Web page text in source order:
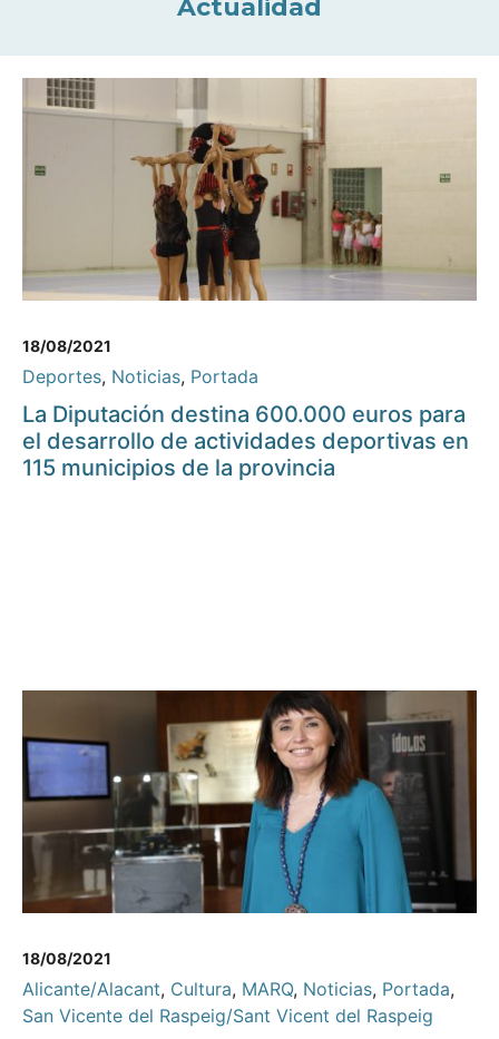
Actualidad
18/08/2021
Deportes, Noticias, Portada
La Diputación destina 600.000 euros para
el desarrollo de actividades deportivas en
115 municipios de la provincia
18/08/2021
Alicante/Alacant, Cultura, MARQ, Noticias, Portada,
San Vicente del Raspeig/Sant Vicent del Raspeig